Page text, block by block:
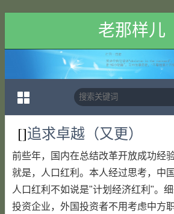
老那样儿
[]追求卓越（又更）
前些年，国内在总结改革开放成功经
就是，人口红利。本人经过思考，中
人口红利不如说是"计划经济红利"。
投资企业，外国投资者不用考虑中方